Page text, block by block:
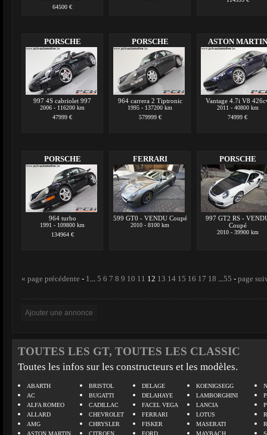
64500 €
PORSCHE
997 4S cabriolet 997
2006 - 116200 km
47999 €
PORSCHE
964 carrera 2 Tiptronic
1995 - 137200 km
579999 €
ASTON MARTIN
Vantage 4.7i V8
2011 - 40800 km
74999 €
PORSCHE
964 turbo
1991 - 109800 km
134964 €
FERRARI
599 GT0 - VENDU Coupé
2010 - 8100 km
PORSCHE
997 GT2 RS -
Coupé
2010 - 39900 km
« page précédente - 1... 5 6 7 8 9 10 11 12 13 14 15 16 17 18 ...55 - page
TOUTES LES GT, TOUTES LES CLASSIC
Toutes les infos sur les constructeurs et les modèles.
ABARTH
AC
ALFA ROMEO
ALLARD
AMG
ASTON MARTIN
BRISTOL
BUGATTI
CADILLAC
CHEVROLET
CHRYSLER
CITROEN
DELAGE
DELAHAYE
FACEL VEGA
FERRARI
FISKER
FORD
KOENIGSEGG
LAMBORGHINI
LANCIA
LOTUS
MASERATI
MAYBACH